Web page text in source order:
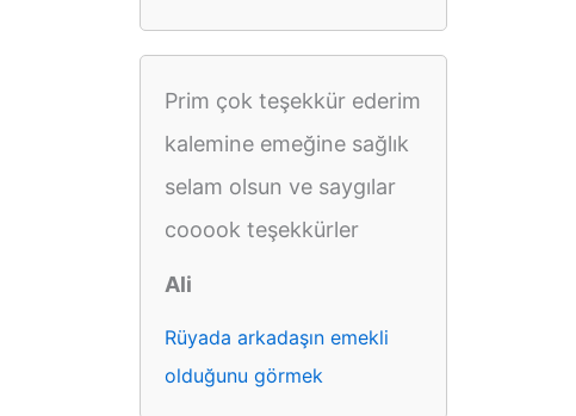
Prim çok teşekkür ederim
kalemine emeğine sağlık
selam olsun ve saygılar
cooook teşekkürler
Ali
Rüyada arkadaşın emekli
olduğunu görmek